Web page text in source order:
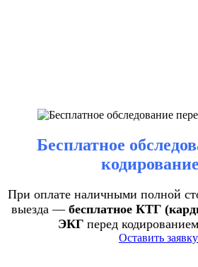
Бесплатное
При оплате наличными полной
выезда — бесплатное КТГ
ЭКГперед
Оставить заявку